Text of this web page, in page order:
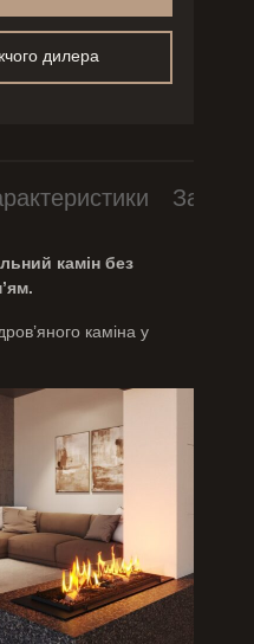
дилера
камін без
каміна у